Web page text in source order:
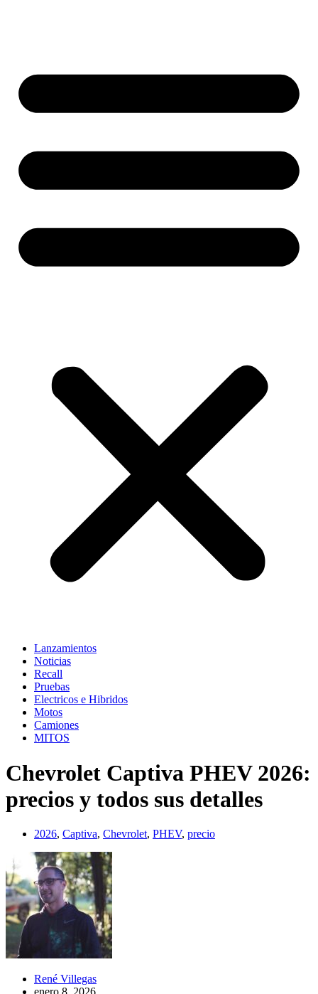
Lanzamientos
Noticias
Recall
Pruebas
Electricos e Hibridos
Motos
Camiones
MITOS
Chevrolet Captiva PHEV 2026:
precios y todos sus detalles
2026, Captiva, Chevrolet, PHEV, precio
René Villegas